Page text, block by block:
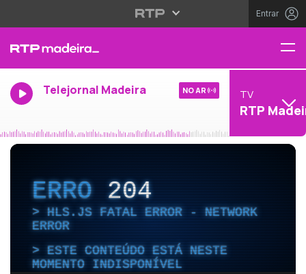
Entrar
Telejornal Madeira NO AR TV
RTP
ERRO204
HLS.JS FATAL ERROR - NETWORK
ERROR
ESTE CONTEÚDO ESTÁ NESTE
MOMENTO INDISPONÍVEL